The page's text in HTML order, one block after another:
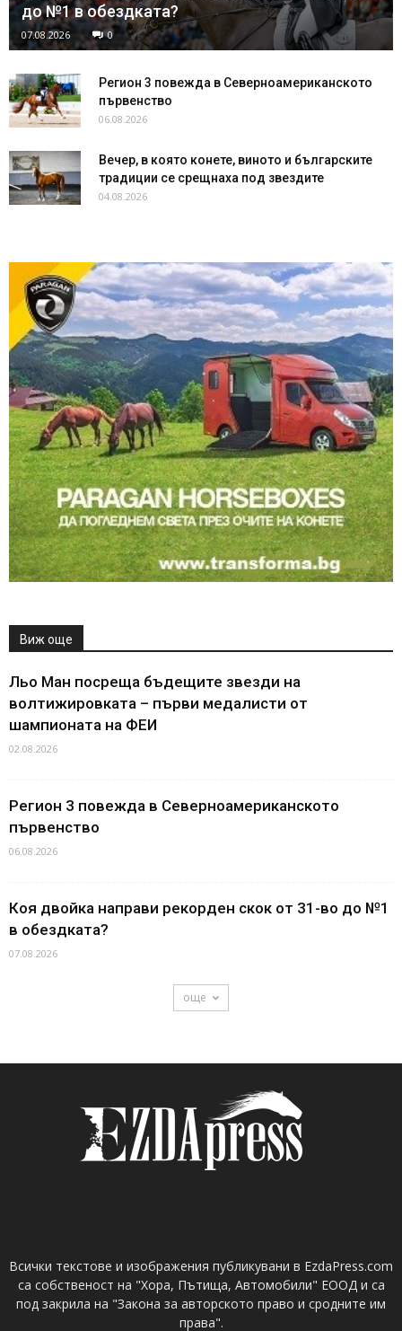
до №1 в обездката?
07.08.2026 0
Регион 3 повежда в Северноамериканското
първенство
06.08.2026
Вечер, в която конете, виното и българските
традиции се срещнаха под звездите
04.08.2026
Виж още
Льо Ман посреща бъдещите звезди на
волтижировката – първи медалисти от
шампионата на ФЕИ
02.08.2026
Регион 3 повежда в Северноамериканското
първенство
06.08.2026
Коя двойка направи рекорден скок от 31-во до №1
в обездката?
07.08.2026
още
Всички текстове и изображения публикувани в EzdaPress.com
са собственост на "Хора, Пътища, Автомобили" ЕООД и са
под закрила на "Закона за авторското право и сродните им
права".